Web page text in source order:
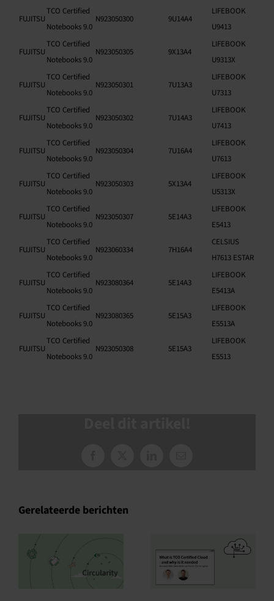
FUJITSU
TCO Certified
Notebooks 9.0
N923050300 9U14A4
LIFEBOOK
U9413
FUJITSU
TCO Certified
Notebooks 9.0
N923050305 9X13A4
LIFEBOOK
U9313X
FUJITSU
TCO Certified
Notebooks 9.0
N923050301 7U13A3
LIFEBOOK
U7313
FUJITSU
TCO Certified
Notebooks 9.0
N923050302 7U14A3
LIFEBOOK
U7413
FUJITSU
TCO Certified
Notebooks 9.0
N923050304 7U16A4
LIFEBOOK
U7613
FUJITSU
TCO Certified
Notebooks 9.0
N923050303 5X13A4
LIFEBOOK
U5313X
FUJITSU
TCO Certified
Notebooks 9.0
N923050307 5E14A3
LIFEBOOK
E5413
FUJITSU
TCO Certified
Notebooks 9.0
N923060334 7H16A4
CELSIUS
H7613 ESTAR
FUJITSU
TCO Certified
Notebooks 9.0
N923080364 5E14A3
LIFEBOOK
E5413A
FUJITSU
TCO Certified
Notebooks 9.0
N923080365 5E15A3
LIFEBOOK
E5513A
FUJITSU
TCO Certified
Notebooks 9.0
N923050308 5E15A3
LIFEBOOK
E5513
Gerelateerde berichten